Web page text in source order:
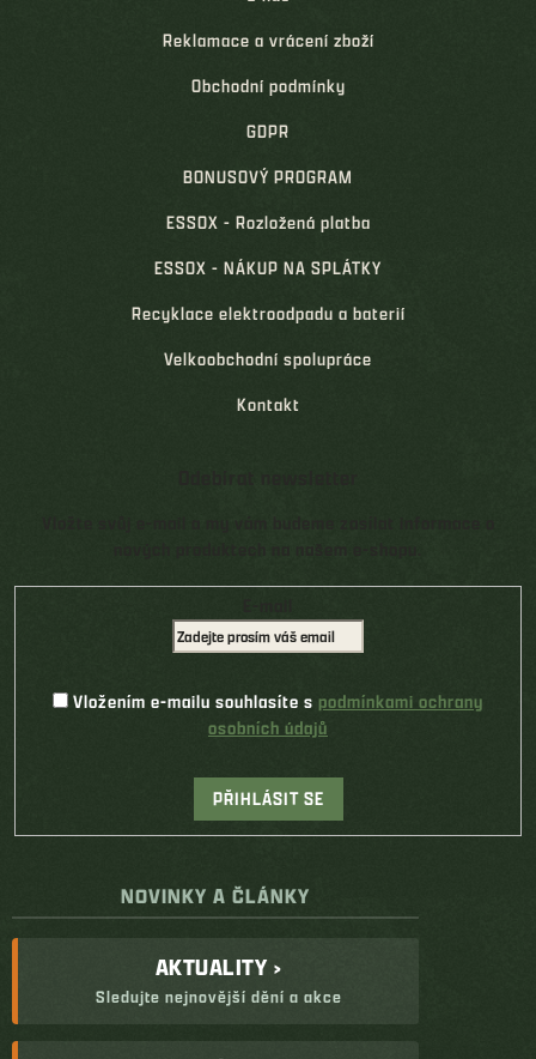
Reklamace a vrácení zboží
Obchodní podmínky
GDPR
BONUSOVÝ PROGRAM
ESSOX - Rozložená platba
ESSOX - NÁKUP NA SPLÁTKY
Recyklace elektroodpadu a baterií
Velkoobchodní spolupráce
Kontakt
Vložením e-mailu souhlasíte s podmínkami ochrany
osobních údajů
PŘIHLÁSIT SE
NOVINKY A ČLÁNKY
AKTUALITY ›
Sledujte nejnovější dění a akce